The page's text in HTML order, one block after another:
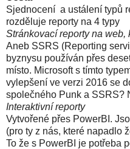
Sjednocení a ustálení typů
rozděluje reporty na 4 typy
Stránkovací reporty na web,
Aneb SSRS (Reporting
byznysu používán přes
místo. Microsoft s tímto
vylepšení ve verzi 2016 se
společného Punk a SSRS?
Interaktivní reporty
Vytvořené přes PowerBI.
(pro ty z nás, které napadlo
To že s PowerBI je potřeba